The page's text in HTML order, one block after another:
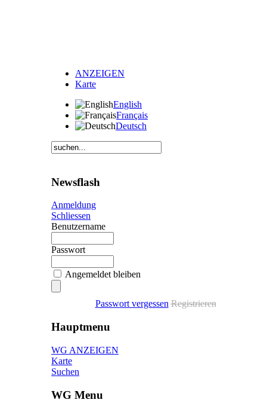
ANZEIGEN
Karte
English
Français
Deutsch
Newsflash
Anmeldung
Schliessen
Benutzername
Passwort
Angemeldet bleiben
Passwort vergessen Registrieren
Hauptmenu
WG ANZEIGEN
Karte
Suchen
WG Menu